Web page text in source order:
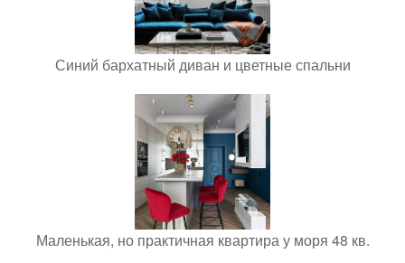
Синий бархатный диван и цветные спальни
Маленькая, но практичная квартира у моря 48 кв.